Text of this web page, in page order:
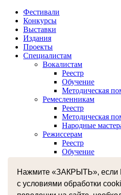
Нажмите «ЗАКРЫТЬ», если
с условиями обработки
Фестивали
Конкурсы
Выставки
Издания
Проекты
Специалистам
Вокалистам
Реестр
Обучение
Методическая
Ремесленникам
Реестр
Методическая
Народные
Режиссерам
Реестр
Обучение
Реестр
Музыкантам